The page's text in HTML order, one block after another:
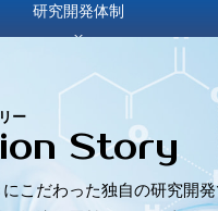
研究開発体制
規事業開発プロジェクト
ー
Story
こだわった独自の研究開